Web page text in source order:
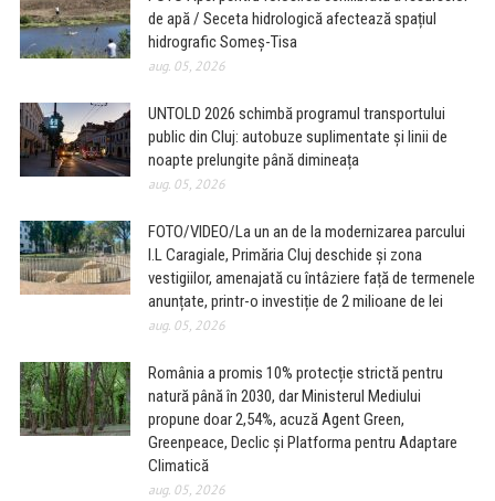
de apă / Seceta hidrologică afectează spațiul
hidrografic Someș-Tisa
aug. 05, 2026
UNTOLD 2026 schimbă programul transportului
public din Cluj: autobuze suplimentate și linii de
noapte prelungite până dimineața
aug. 05, 2026
FOTO/VIDEO/La un an de la modernizarea parcului
I.L Caragiale, Primăria Cluj deschide și zona
vestigiilor, amenajată cu întâziere față de termenele
anunțate, printr-o investiție de 2 milioane de lei
aug. 05, 2026
România a promis 10% protecție strictă pentru
natură până în 2030, dar Ministerul Mediului
propune doar 2,54%, acuză Agent Green,
Greenpeace, Declic și Platforma pentru Adaptare
Climatică
aug. 05, 2026